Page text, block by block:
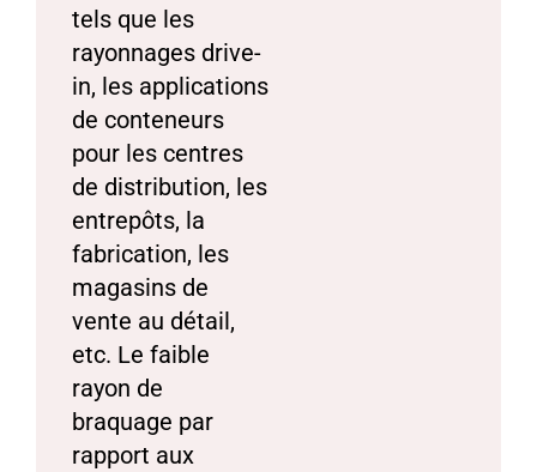
tels que les
rayonnages drive-
in, les applications
de conteneurs
pour les centres
de distribution, les
entrepôts, la
fabrication, les
magasins de
vente au détail,
etc. Le faible
rayon de
braquage par
rapport aux